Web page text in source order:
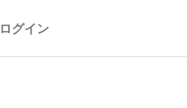
ログイン